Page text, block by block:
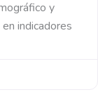
y
indicadores